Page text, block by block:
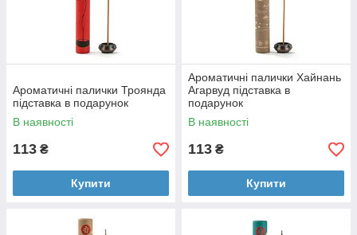
Ароматичні палички Троянда
підставка в подарунок
В наявності
113 ₴
Купити
Ароматичні палички Хайнань
Агарвуд підставка в
подарунок
В наявності
113 ₴
Купити